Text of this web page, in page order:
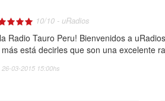
10/10 - uRadios
Radio Tauro Peru! Bienvenidos a
más está decirles que son una excelente
26-03-2015 15:00hs